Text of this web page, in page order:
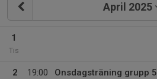
April 2025
1
Tis
2
19:00
Onsdagsträning grupp 5